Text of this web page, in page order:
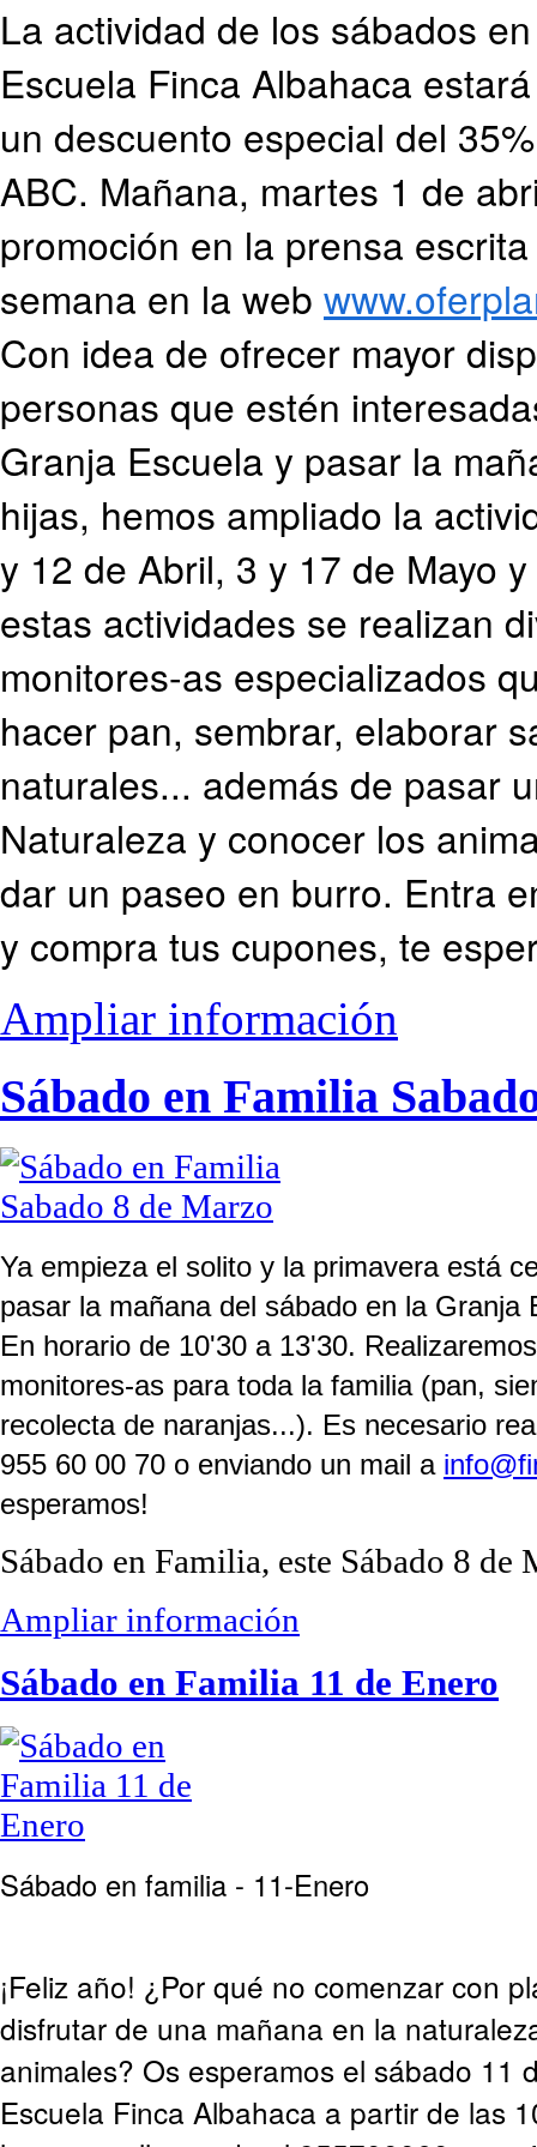
La actividad de los sábados
Escuela Finca Albahaca
un descuento especial del
ABC. Mañana, martes 1 de
promoción en la prensa
semana en la web
Con idea de ofrecer mayor
personas que estén
Granja Escuela y pasar la
hijas, hemos ampliado la
y 12 de Abril, 3 y 17 de Mayo
estas actividades se realizan
monitores-as especializados
hacer pan, sembrar, elaborar
naturales... además de pasar
Naturaleza y conocer los
dar un paseo en burro. Entra
y compra tus cupones, te
Ampliar información
Sábado en Familia
Ya empieza el solito y la primavera está
pasar la mañana del sábado en la Granja
En horario de 10'30 a 13'30.
monitores-as para toda la familia (pan,
recolecta de naranjas...). Es necesario
955 60 00 70 o enviando un mail a
esperamos!
Sábado en Familia, este Sábado 8
Ampliar información
Sábado en Familia 11 de Enero
Sábado en familia - 11-Enero
¡Feliz año! ¿Por qué no comenzar con
disfrutar de una mañana en la
animales? Os esperamos el sábado 11
Escuela Finca Albahaca a partir de las